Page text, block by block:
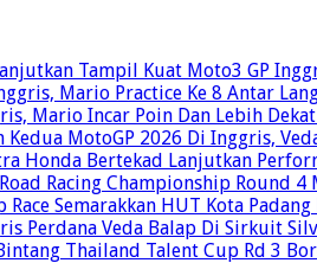
Tampil Kuat Moto3 GP
Mario Practice Ke 8 Antar
Mario Incar Poin Dan Lebih
Kedua MotoGP 2026 Di Inggris,
Honda Bertekad Lanjutkan
Racing Championship Round
Race Semarakkan HUT Kota
Perdana Veda Balap Di Sirkuit
Thailand Talent Cup Rd 3